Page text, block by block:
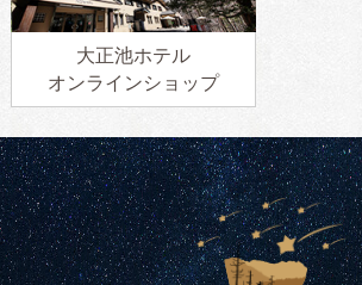
大正池ホテル
オンラインショップ